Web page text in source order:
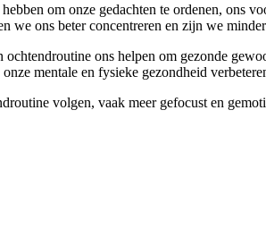
om onze gedachten te ordenen, ons
we ons beter concentreren en zijn we
ons helpen om gezonde
mentale en fysieke gezondheid
volgen, vaak meer gefocust en